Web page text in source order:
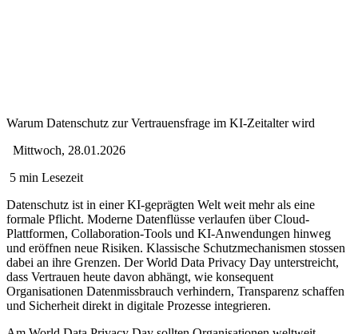
Warum Datenschutz zur Vertrauensfrage im KI-Zeitalter wird
Mittwoch, 28.01.2026
5 min Lesezeit
Datenschutz ist in einer KI-geprägten Welt weit mehr als eine
formale Pflicht. Moderne Datenflüsse verlaufen über Cloud-
Plattformen, Collaboration-Tools und KI-Anwendungen hinweg
und eröffnen neue Risiken. Klassische Schutzmechanismen stossen
dabei an ihre Grenzen. Der World Data Privacy Day unterstreicht,
dass Vertrauen heute davon abhängt, wie konsequent
Organisationen Datenmissbrauch verhindern, Transparenz schaffen
und Sicherheit direkt in digitale Prozesse integrieren.